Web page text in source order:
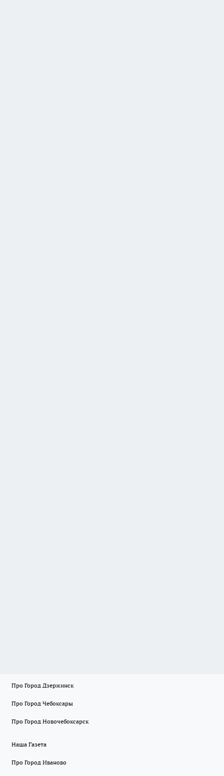
Про Город Дзержинск
Про Город Чебоксары
Про Город Новочебоксарск
Наша Газета
Про Город Иваново